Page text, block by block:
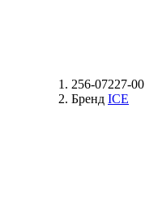
256-07227-00
Бренд ICE